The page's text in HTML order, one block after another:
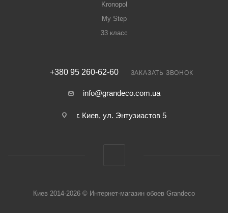
Kronopol
My Step
33 класс
+380 95 260-62-60 ЗАКАЗАТЬ ЗВОНОК
info@grandeco.com.ua
г. Киев, ул. Энтузиастов 5
Киев 2014-2026 © Интернет-магазин обоев Grandeco